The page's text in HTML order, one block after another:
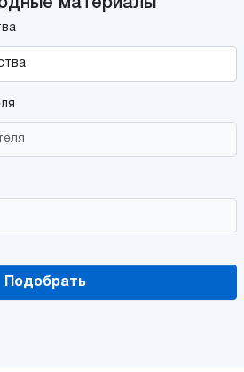
материалы
Подобрать